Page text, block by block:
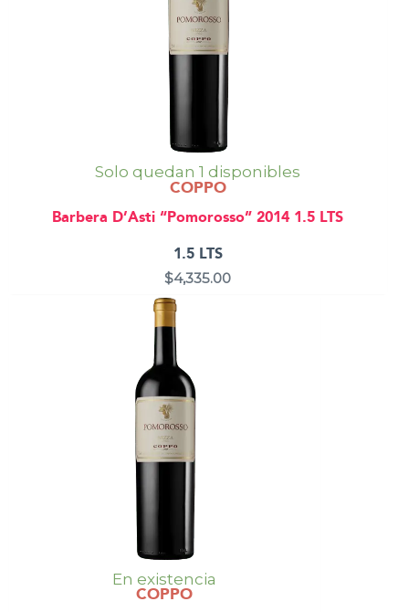
Solo quedan 1 disponibles
COPPO
Barbera D’Asti “Pomorosso” 2014 1.5 LTS
1.5 LTS
$4,335.00
En existencia
COPPO